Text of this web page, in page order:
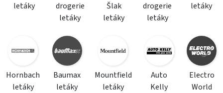
letáky
drogerie
letáky
Šlak
letáky
drogerie
letáky
letáky
Hornbach
letáky
Baumax
letáky
Mountfield
letáky
Auto
Kelly
Electro
World